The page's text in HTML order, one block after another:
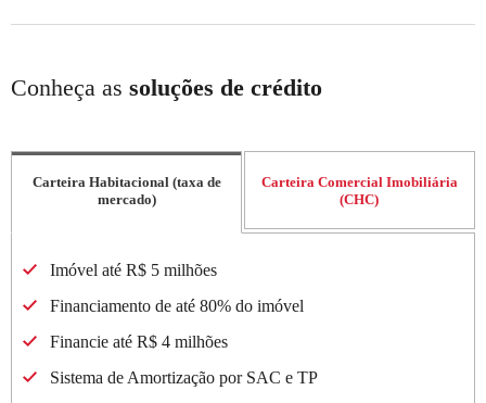
Conheça as soluções de crédito
Carteira Habitacional (taxa de
mercado)
Carteira Comercial Imobiliária
(CHC)
Imóvel até R$ 5 milhões
Financiamento de até 80% do imóvel
Financie até R$ 4 milhões
Sistema de Amortização por SAC e TP